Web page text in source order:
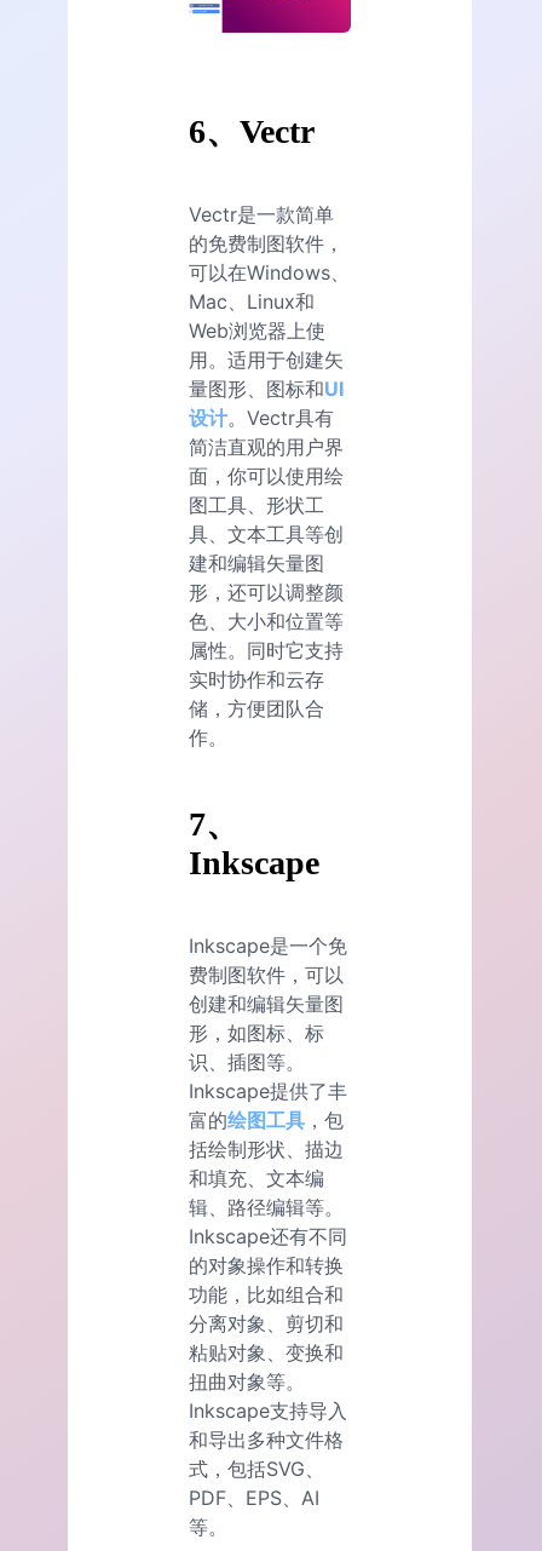
6、Vectr
Vectr是一款简单
的免费制图软件，
可以在Windows、
Mac、Linux和
Web浏览器上使
用。适用于创建矢
量图形、图标和UI
设计。Vectr具有
简洁直观的用户界
面，你可以使用绘
图工具、形状工
具、文本工具等创
建和编辑矢量图
形，还可以调整颜
色、大小和位置等
属性。同时它支持
实时协作和云存
储，方便团队合
作。
7、
Inkscape
Inkscape是一个免
费制图软件，可以
创建和编辑矢量图
形，如图标、标
识、插图等。
Inkscape提供了丰
富的绘图工具 ，包
括绘制形状、描边
和填充、文本编
辑、路径编辑等。
Inkscape还有不同
的对象操作和转换
功能，比如组合和
分离对象、剪切和
粘贴对象、变换和
扭曲对象等。
Inkscape支持导入
和导出多种文件格
式，包括SVG、
PDF、EPS、AI
等。